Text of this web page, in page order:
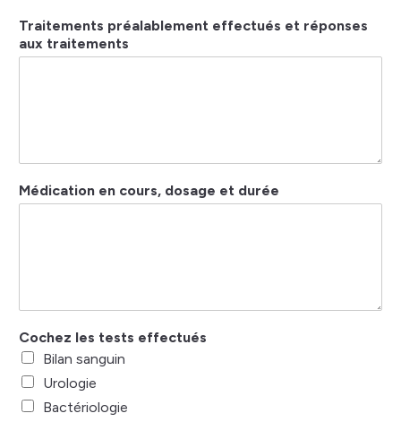
Traitements préalablement effectués et réponses
aux traitements
Médication en cours, dosage et durée
Cochez les tests effectués
Bilan sanguin
Urologie
Bactériologie